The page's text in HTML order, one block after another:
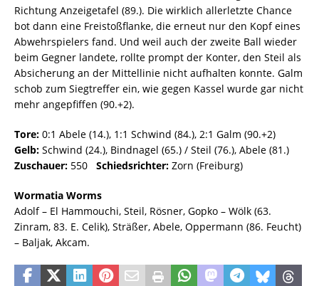
Richtung Anzeigetafel (89.). Die wirklich allerletzte Chance
bot dann eine Freistoßflanke, die erneut nur den Kopf eines
Abwehrspielers fand. Und weil auch der zweite Ball wieder
beim Gegner landete, rollte prompt der Konter, den Steil als
Absicherung an der Mittellinie nicht aufhalten konnte. Galm
schob zum Siegtreffer ein, wie gegen Kassel wurde gar nicht
mehr angepfiffen (90.+2).
Tore: 0:1 Abele (14.), 1:1 Schwind (84.), 2:1 Galm (90.+2)
Gelb: Schwind (24.), Bindnagel (65.) / Steil (76.), Abele (81.)
Zuschauer: 550 Schiedsrichter: Zorn (Freiburg)
Wormatia Worms
Adolf – El Hammouchi, Steil, Rösner, Gopko – Wölk (63.
Zinram, 83. E. Celik), Sträßer, Abele, Oppermann (86. Feucht)
– Baljak, Akcam.